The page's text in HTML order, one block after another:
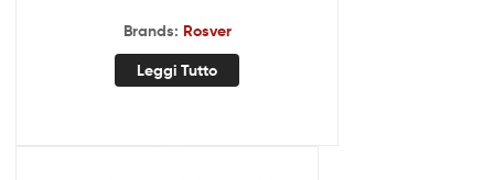
Brands: Rosver
Leggi Tutto